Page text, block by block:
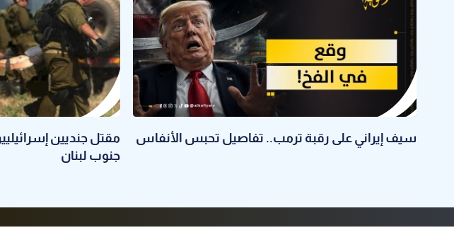
سيف إيراني على رقبة ترمب.. تفاصيل تحبس الأنفاس
جنوب لبنان